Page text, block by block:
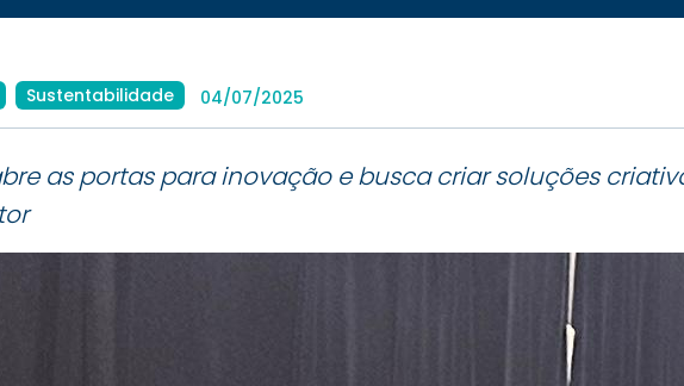
Sustentabilidade 04/07/2025
as portas para inovação e busca criar soluções